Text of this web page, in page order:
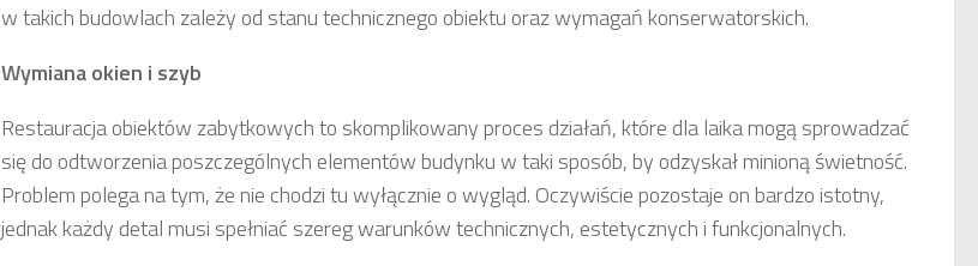
w takich budowlach zależy od stanu technicznego obiektu oraz wymagań konserwatorskich.
Wymiana okien i szyb
Restauracja obiektów zabytkowych to skomplikowany proces działań, które dla laika mogą sprowadzać
się do odtworzenia poszczególnych elementów budynku w taki sposób, by odzyskał minioną świetność.
Problem polega na tym, że nie chodzi tu wyłącznie o wygląd. Oczywiście pozostaje on bardzo istotny,
jednak każdy detal musi spełniać szereg warunków technicznych, estetycznych i funkcjonalnych.